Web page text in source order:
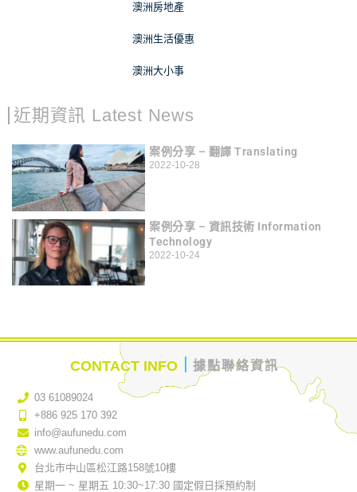
澳洲房地產
澳洲生活優惠
澳洲大小事
近期資訊 Latest News
案例分享 – 翻譯 Translating
2022-10-28
案例分享 – 資訊技術 Information
Technology
2022-10-24
CONTACT INFO 據點聯絡資訊
03 61089024
+886 925 170 392
info@aufunedu.com
www.aufunedu.com
台北市中山區松江路158號10樓
星期一 ~ 星期五 10:30~17:30 國定假日採預約制